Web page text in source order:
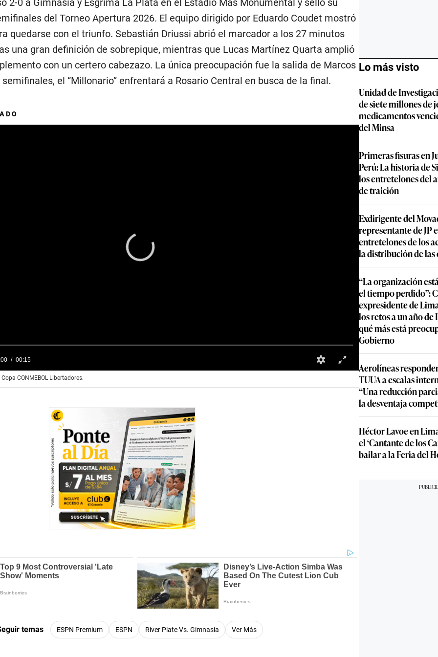
2-0 a Gimnasia y Esgrima La Plata en el Estadio Más Monumental y selló su
del Torneo Apertura 2026. El equipo dirigido por Eduardo Coudet mostró
quedarse con el triunfo. Sebastián Driussi abrió el marcador a los 27 minutos
una gran definición de sobrepique, mientras que Lucas Martínez Quarta amplió
con un certero cabezazo. La única preocupación fue la salida de Marcos
el “Millonario” enfrentará a Rosario Central en busca de la final.
CONMEBOL Libertadores.
temas ESPN Premium ESPN River Plate Vs. Gimnasia Ver Más
Lo más visto
Unidad de
de siete millones de
medicamentos
del Minsa
Primeras fisuras en
Perú: La historia de
los entretelones del
de traición
Exdirigente del
representante de JP
entretelones de los
la distribución de
“La organización
el tiempo perdido”:
expresidente de
los retos a un año de
qué más está
Gobierno
Aerolíneas
TUUA a escalas
“Una reducción
la desventaja
Héctor Lavoe en
el ‘Cantante de los
bailar a la Feria del